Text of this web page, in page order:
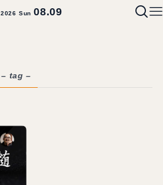
2026 Sun08.09
– tag –